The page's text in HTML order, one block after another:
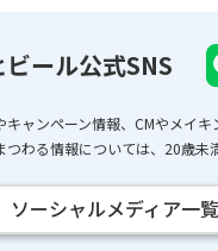
ビール公式SNS
キャンペーン情報、CMやメイキ
わる情報については、20歳未
ソーシャルメディア一覧